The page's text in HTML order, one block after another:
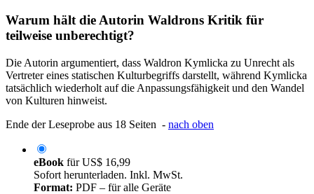
Warum hält die Autorin Waldrons Kritik für
teilweise unberechtigt?
Die Autorin argumentiert, dass Waldron Kymlicka zu Unrecht als
Vertreter eines statischen Kulturbegriffs darstellt, während Kymlicka
tatsächlich wiederholt auf die Anpassungsfähigkeit und den Wandel
von Kulturen hinweist.
Ende der Leseprobe aus 18 Seiten - nach oben
eBook fürUS$ 16,99
Sofort herunterladen. Inkl. MwSt.
Format: PDF – für alle Geräte